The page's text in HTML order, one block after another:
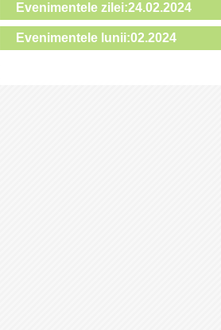
Evenimentele zilei:24.02.2024
Evenimentele lunii:02.2024